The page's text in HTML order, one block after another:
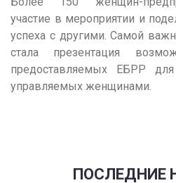
участие в мероприятии и
успеха с другими. Самой
стала презентация
предоставляемых ЕБРР
управляемых женщинами.
ПОСЛЕДНИЕ